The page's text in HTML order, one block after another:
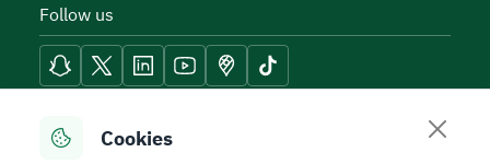
Cookies
Follow us
Reach Tools